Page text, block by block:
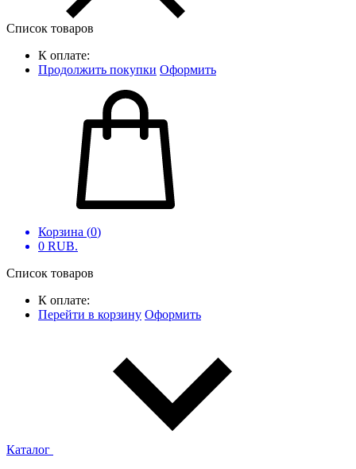
Список товаров
К оплате:
Продолжить покупки Оформить
Корзина (0)
0 RUB.
Список товаров
К оплате:
Перейти в корзину Оформить
Каталог